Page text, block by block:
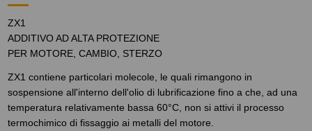
ZX1
ADDITIVO AD ALTA PROTEZIONE
PER MOTORE, CAMBIO, STERZO
ZX1 contiene particolari molecole, le quali rimangono in
sospensione all'interno dell'olio di lubrificazione fino a che, ad una
temperatura relativamente bassa 60°C, non si attivi il processo
termochimico di fissaggio ai metalli del motore.